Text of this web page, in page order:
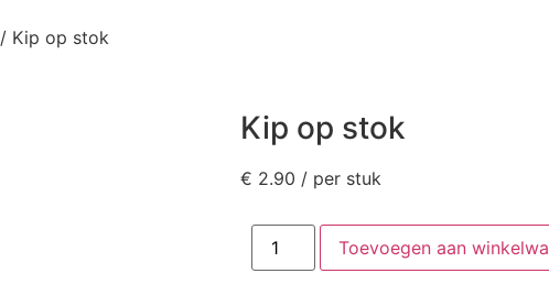
/ Kip op stok
Kip op stok
€ 2.90 / per stuk
Toevoegen aan